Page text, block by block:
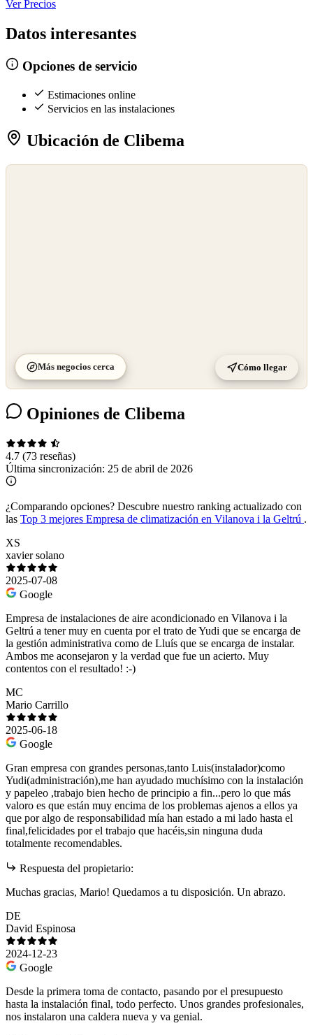
Ver Precios
Datos interesantes
Opciones de servicio
Estimaciones online
Servicios en las instalaciones
Ubicación de Clibema
Más negocios cerca Cómo llegar
Opiniones de Clibema
4.7 (73 reseñas)
Última sincronización: 25 de abril de 2026
¿Comparando opciones? Descubre nuestro ranking actualizado con
las Top 3 mejores Empresa de climatización en Vilanova i la Geltrú .
XS
xavier solano
2025-07-08
Google
Empresa de instalaciones de aire acondicionado en Vilanova i la
Geltrú a tener muy en cuenta por el trato de Yudi que se encarga de
la gestión administrativa como de Lluís que se encarga de instalar.
Ambos me aconsejaron y la verdad que fue un acierto. Muy
contentos con el resultado! :-)
MC
Mario Carrillo
2025-06-18
Google
Gran empresa con grandes personas,tanto Luis(instalador)como
Yudi(administración),me han ayudado muchísimo con la instalación
y papeleo ,trabajo bien hecho de principio a fin...pero lo que más
valoro es que están muy encima de los problemas ajenos a ellos ya
que por algo de responsabilidad mía han estado a mi lado hasta el
final,felicidades por el trabajo que hacéis,sin ninguna duda
totalmente recomendables.
Respuesta del propietario:
Muchas gracias, Mario! Quedamos a tu disposición. Un abrazo.
DE
David Espinosa
2024-12-23
Google
Desde la primera toma de contacto, pasando por el presupuesto
hasta la instalación final, todo perfecto. Unos grandes profesionales,
nos instalaron una caldera nueva y va genial.